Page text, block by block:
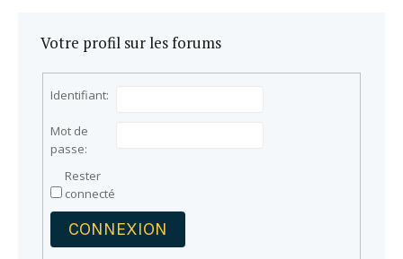
Votre profil sur les forums
Identifiant:
Mot de
passe:
Rester
connecté
CONNEXION